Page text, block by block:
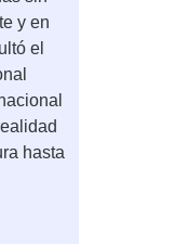
y en
el
hasta